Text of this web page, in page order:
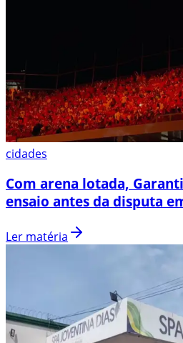
cidades
Com arena lotada,
ensaio antes da disputa
Ler matéria